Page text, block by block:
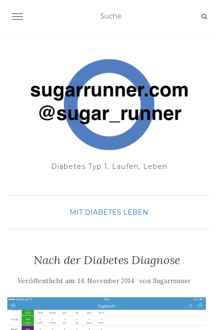
NAVIGATION EIN-/AUSSCHALTEN
Diabetes Typ 1, Laufen, Leben
MIT DIABETES LEBEN
Nach der Diabetes Diagnose
Veröffentlicht am: 14. November 2014 von Sugarrunner